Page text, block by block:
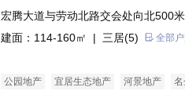
宏腾大道与劳动北路交会处向北500米
建面：114-160㎡ | 三居(5) 全部
公园地产 宜居生态地产 河景地产 名